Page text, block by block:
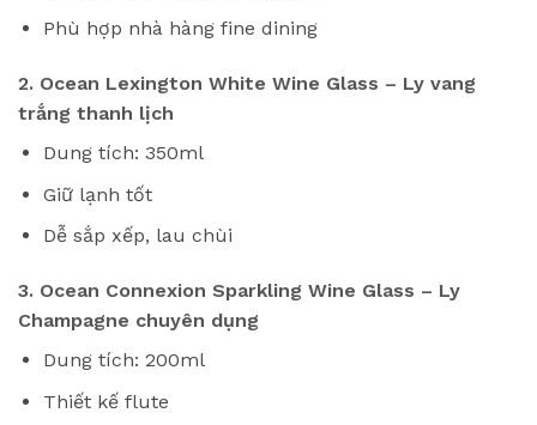
Phù hợp nhà hàng fine dining
2. Ocean Lexington White Wine Glass – Ly vang
trắng thanh lịch
Dung tích: 350ml
Giữ lạnh tốt
Dễ sắp xếp, lau chùi
3. Ocean Connexion Sparkling Wine Glass – Ly
Champagne chuyên dụng
Dung tích: 200ml
Thiết kế flute